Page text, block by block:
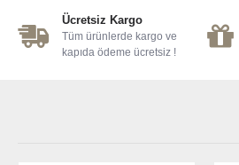
Ücretsiz Kargo
Tüm ürünlerde kargo ve
kapıda ödeme ücretsiz !